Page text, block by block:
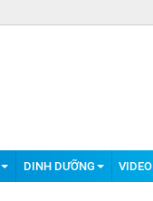
DINH DƯỠNG VIDEO